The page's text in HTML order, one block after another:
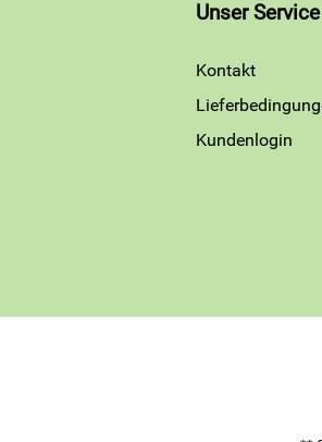
Unser Service
Kontakt
Kundenlogin